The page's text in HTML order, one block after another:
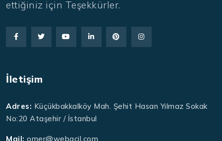
ettiğiniz için Teşekkürler.
İletişim
Adres: Küçükbakkalköy Mah. Şehit Hasan Yılmaz Sokak
No:20 Ataşehir / İstanbul
Mail: omer@webacil.com